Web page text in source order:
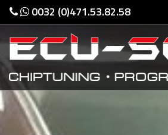
0032 (0)471.53.82.58